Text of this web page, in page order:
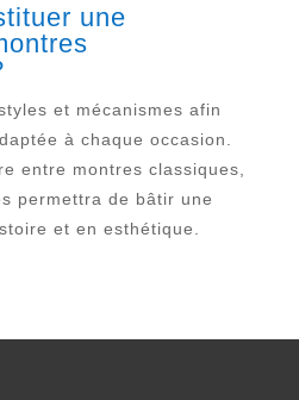
une
et mécanismes afin
à chaque occasion.
entre montres classiques,
permettra de bâtir une
et en esthétique.